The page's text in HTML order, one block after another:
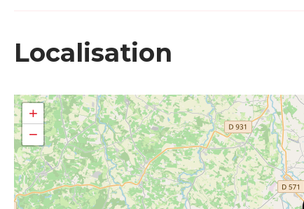
Localisation
+
−